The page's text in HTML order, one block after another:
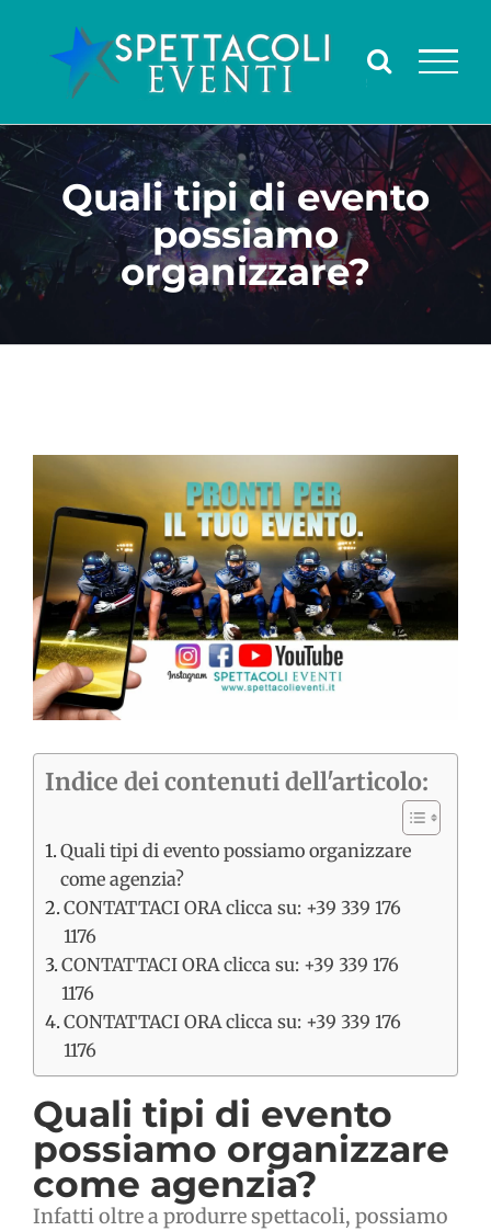
contenuto
Quali tipi di evento
possiamo
organizzare?
Ingrandisci
immagine
Indice dei contenuti dell'articolo:
Quali tipi di evento possiamo organizzare
come agenzia?
CONTATTACI ORA clicca su: +39 339 176
1176
CONTATTACI ORA clicca su: +39 339 176
1176
CONTATTACI ORA clicca su: +39 339 176
1176
Quali tipi di evento
possiamo organizzare
come agenzia?
Infatti oltre a produrre spettacoli, possiamo